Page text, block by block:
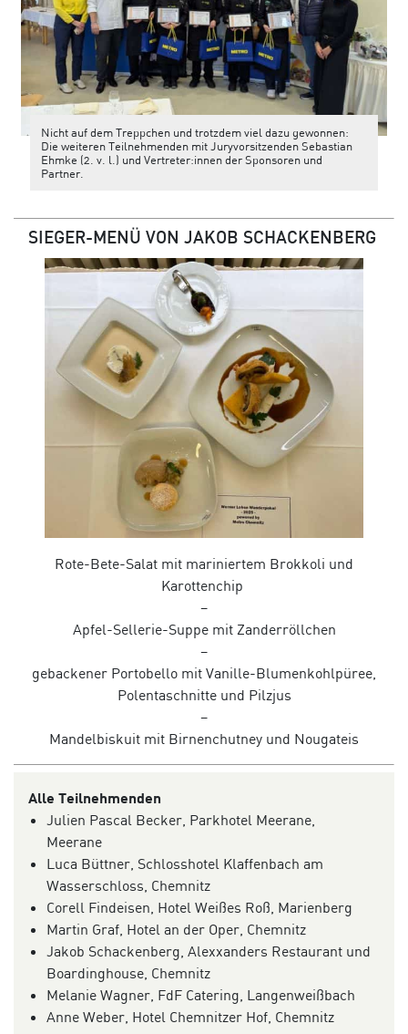
Nicht auf dem Treppchen und trotzdem viel dazu gewonnen:
Die weiteren Teilnehmenden mit Juryvorsitzenden Sebastian
Ehmke (2. v. l.) und Vertreter:innen der Sponsoren und
Partner.
SIEGER-MENÜ VON JAKOB SCHACKENBERG
Rote-Bete-Salat mit mariniertem Brokkoli und
Karottenchip
–
Apfel-Sellerie-Suppe mit Zanderröllchen
–
gebackener Portobello mit Vanille-Blumenkohlpüree,
Polentaschnitte und Pilzjus
–
Mandelbiskuit mit Birnenchutney und Nougateis
Alle Teilnehmenden
Julien Pascal Becker, Parkhotel Meerane,
Meerane
Luca Büttner, Schlosshotel Klaffenbach am
Wasserschloss, Chemnitz
Corell Findeisen, Hotel Weißes Roß, Marienberg
Martin Graf, Hotel an der Oper, Chemnitz
Jakob Schackenberg, Alexxanders Restaurant und
Boardinghouse, Chemnitz
Melanie Wagner, FdF Catering, Langenweißbach
Anne Weber, Hotel Chemnitzer Hof, Chemnitz